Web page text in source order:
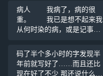
病人 我病了，病的很
重。 我已是想不起来我
从何时染的病，或是记事开
了。 病因为何我不得而
知，只知道是心病，且在遇
到那个可怜人后彻底爆发。
码了半个多小时的字发现半
年前就写好了……而且还比
现在好了不少 那还说什么，